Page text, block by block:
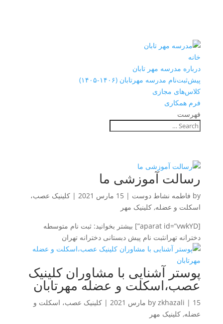
خانه
درباره مدرسه مهر تابان
پیش‌ثبت‌نام مدرسه مهرتابان (۱۴۰۶-۱۴۰۵)
کلاس‌های مجازی
فرم همکاری
فهرست
رسالت آموزشی ما
by فاطمه نشاط دوست | 15 مارس 2021 | کلینیک عصب،
اسکلت و عضله, کلینیک مهر
[aparat id=”vwkYD”] بیشتر بخوانید: ثبت نام متوسطه
دخترانه تهرانثبت نام پیش دبستانی دخترانه تهران
پوستر آشنایی با مشاوران کلینیک
عصب،اسکلت و عضله مهرتابان
byzkhazali | 15 مارس 2021 | کلینیک عصب، اسکلت و
عضله, کلینیک مهر